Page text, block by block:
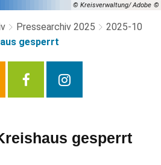
© Kreisverwaltung/ Adobe
Pressearchiv 2025
2025-10
gesperrt
gesperrt